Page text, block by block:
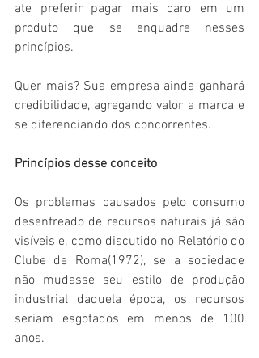
ate preferir pagar mais caro em um
produto que se enquadre nesses
princípios.
Quer mais? Sua empresa ainda ganhará
credibilidade, agregando valor a marca e
se diferenciando dos concorrentes.
Princípios desse conceito
Os problemas causados pelo consumo
desenfreado de recursos naturais já são
visíveis e, como discutido no Relatório do
Clube de Roma(1972), se a sociedade
não mudasse seu estilo de produção
industrial daquela época, os recursos
seriam esgotados em menos de 100
anos.